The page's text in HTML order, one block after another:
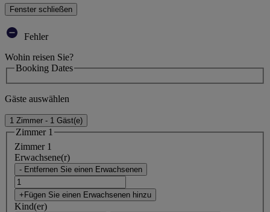
Fenster schließen
Fehler
Wohin reisen Sie?
Booking Dates
Gäste auswählen
1 Zimmer - 1 Gäst(e)
Zimmer 1
Zimmer 1
Erwachsene(r)
- Entfernen Sie einen Erwachsenen
+Fügen Sie einen Erwachsenen hinzu
Kind(er)